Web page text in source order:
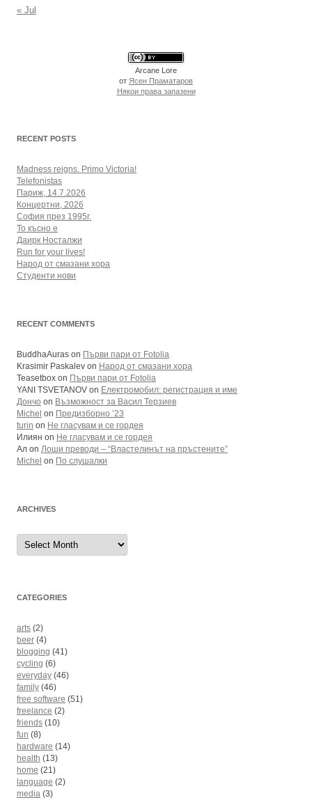
« Jul
Arcane Lore
от Ясен Праматаров
Някои права запазени
RECENT POSTS
Madness reigns. Primo Victoria!
Telefonistas
Париж, 14.7.2026
Концертни, 2026
София през 1995г.
То късно е
Даирк Носталжи
Run for your lives!
Народ от смазани хора
Студенти нови
RECENT COMMENTS
BuddhaAuras on Първи пари от Fotolia
Krasimir Paskalev on Народ от смазани хора
Teasetbox on Първи пари от Fotolia
YANI TSVETANOV on Електромобил: регистрация и име
Дончо on Възможност за Васил Терзиев
Michel on Предизборно ’23
turin on Не гласувам и се гордея
Илиян on Не гласувам и се гордея
Ал on Лоши преводи – “Властелинът на пръстените”
Michel on По слушалки
ARCHIVES
Archives
CATEGORIES
arts (2)
beer (4)
blogging (41)
cycling (6)
everyday (46)
family (46)
free software (51)
freelance (2)
friends (10)
fun (8)
hardware (14)
health (13)
home (21)
language (2)
media (3)